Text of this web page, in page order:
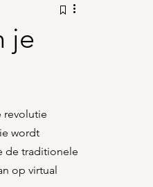
je
revolutie
wordt
de traditionele
op virtual